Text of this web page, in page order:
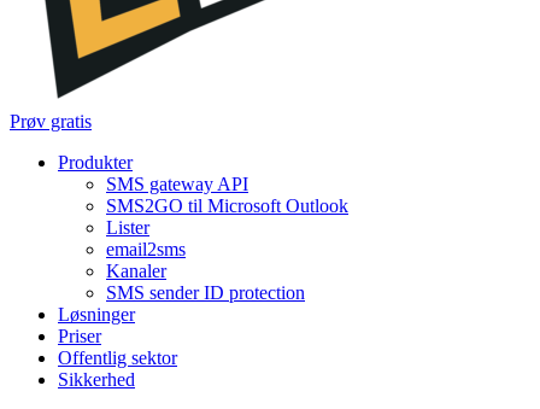
Prøv gratis
Produkter
SMS gateway API
SMS2GO til Microsoft Outlook
Lister
email2sms
Kanaler
SMS sender ID protection
Løsninger
Priser
Offentlig sektor
Sikkerhed